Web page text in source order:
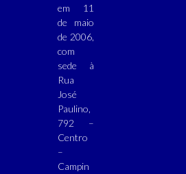
em 11
de maio
de 2006,
com
sede à
Rua
José
Paulino,
792 –
Centro
–
Campin